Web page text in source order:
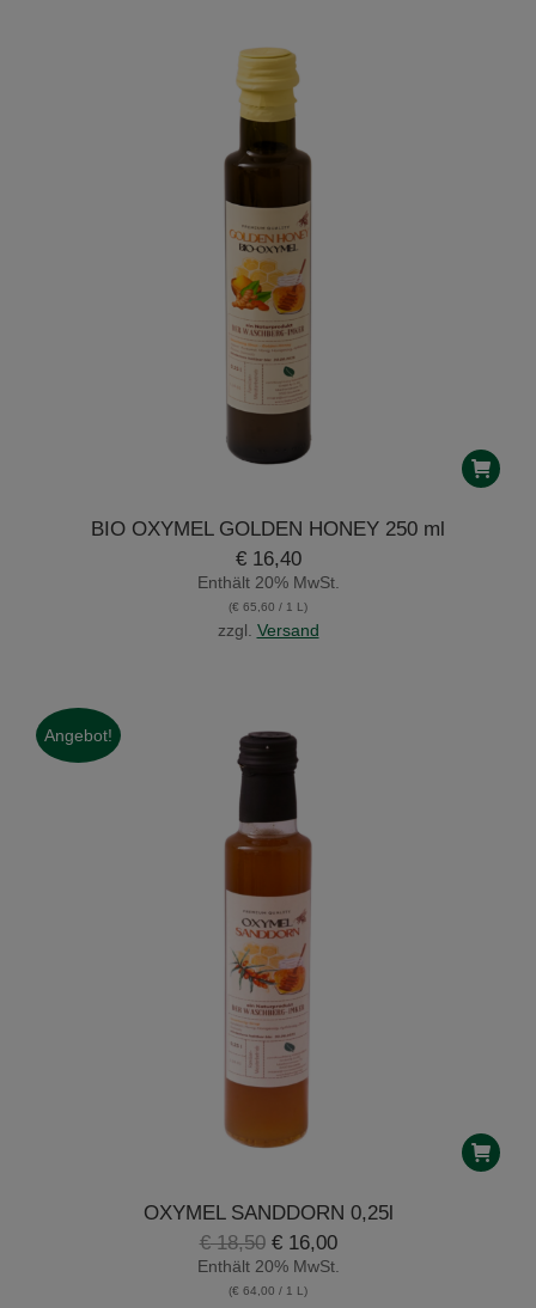
BIO OXYMEL GOLDEN HONEY 250 ml
€16,40
Enthält 20% MwSt.
(€ 65,60 / 1 L)
zzgl. Versand
Angebot!
OXYMEL SANDDORN 0,25l
€18,50 Ursprünglicher
Preis
war:
€16,00Aktueller
Preis
Enthält 20% MwSt.
(€ 64,00 / 1 L)